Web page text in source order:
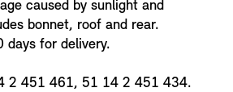
caused by sunlight and
bonnet, roof and rear.
days for delivery.
2 451 461, 51 14 2 451 434.